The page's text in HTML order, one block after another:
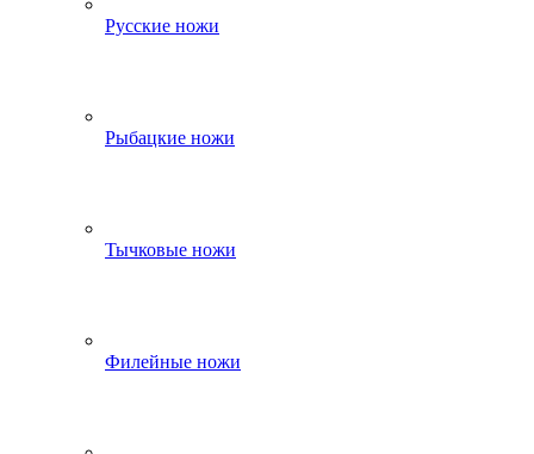
Русские ножи
Рыбацкие ножи
Тычковые ножи
Филейные ножи